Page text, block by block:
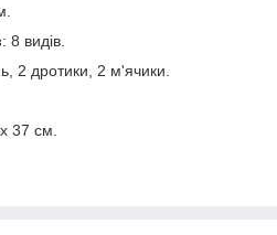
: 8 видів.
2 дротики, 2 м'ячики.
37 см.